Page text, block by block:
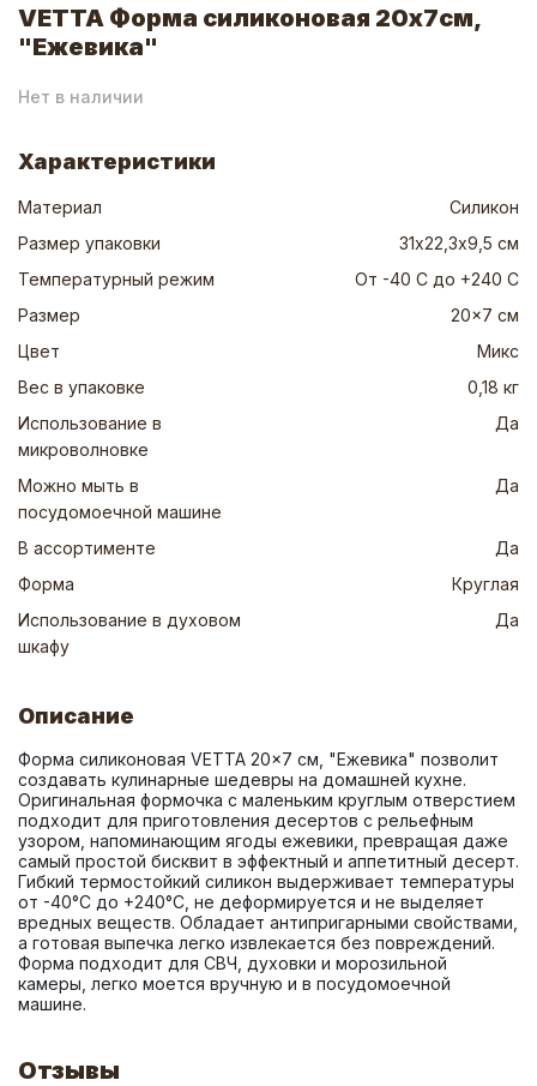
VETTA Форма силиконовая 20x7см,
"Ежевика"
Нет в наличии
Характеристики
Материал
Силикон
Размер упаковки
31х22,3х9,5 см
Температурный режим
От -40 C до +240 С
Размер
20x7 см
Цвет
Микс
Вес в упаковке
0,18 кг
Использование в
микроволновке
Да
Можно мыть в
посудомоечной машине
Да
В ассортименте
Да
Форма
Круглая
Использование в духовом
шкафу
Да
Описание
Форма силиконовая VETTA 20x7 см, "Ежевика" позволит
создавать кулинарные шедевры на домашней кухне.
Оригинальная формочка с маленьким круглым отверстием
подходит для приготовления десертов с рельефным
узором, напоминающим ягоды ежевики, превращая даже
самый простой бисквит в эффектный и аппетитный десерт.
Гибкий термостойкий силикон выдерживает температуры
от -40°C до +240°C, не деформируется и не выделяет
вредных веществ. Обладает антипригарными свойствами,
а готовая выпечка легко извлекается без повреждений.
Форма подходит для СВЧ, духовки и морозильной
камеры, легко моется вручную и в посудомоечной
машине.
Отзывы